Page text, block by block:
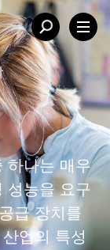
하나는 매우
성능을 요구
급 장치를
업의 특성